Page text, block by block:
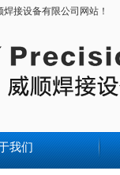
接设备有限公司网站！
我们